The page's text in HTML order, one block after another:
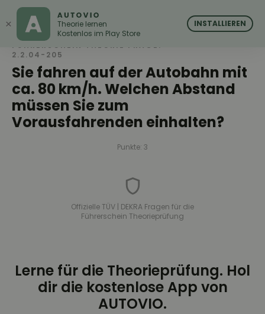
AUTOVIO
Sie fahren auf der Autobahn mit
ca. 80 km/h. Welchen Abstand
müssen Sie zum
Vorausfahrenden einhalten?
FÜHRERSCHEIN THEORIE FRAGE:
2.2.04-205
Punkte: 3
Offizielle TÜV | DEKRA Fragen für die
Führerschein Theorieprüfung
Lerne für die Theorieprüfung. Hol
dir die kostenlose App von
AUTOVIO.
× AUTOVIO
Theorie lernen
Kostenlos im Play Store
INSTALLIEREN